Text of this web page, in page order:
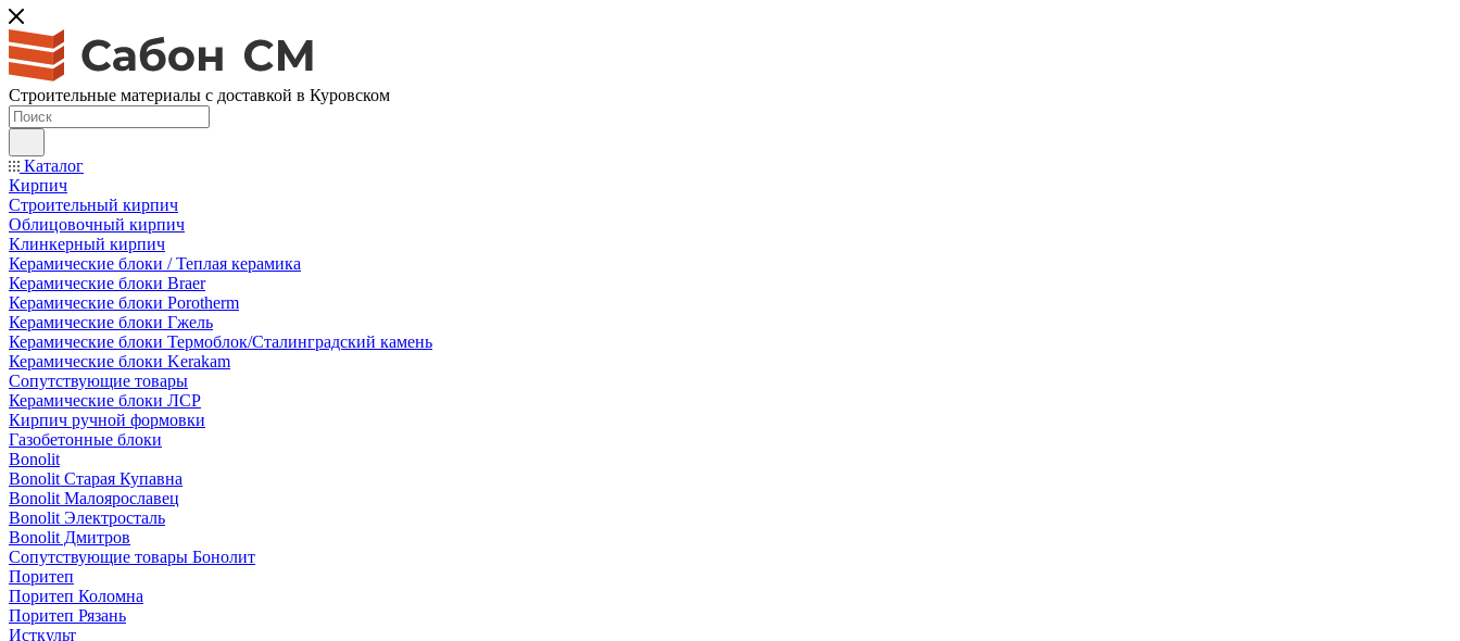
Строительные материалы с доставкой в Куровском
Каталог
Кирпич
Строительный кирпич
Облицовочный кирпич
Клинкерный кирпич
Керамические блоки / Теплая керамика
Керамические блоки Braer
Керамические блоки Porotherm
Керамические блоки Гжель
Керамические блоки Термоблок/Сталинградский камень
Керамические блоки Kerakam
Сопутствующие товары
Керамические блоки ЛСР
Кирпич ручной формовки
Газобетонные блоки
Bonolit
Bonolit Старая Купавна
Bonolit Малоярославец
Bonolit Электросталь
Bonolit Дмитров
Сопутствующие товары Бонолит
Поритеп
Поритеп Коломна
Поритеп Рязань
Исткульт